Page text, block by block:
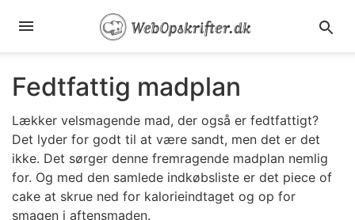
Fedtfattig madplan
Lækker velsmagende mad, der også er fedtfattigt?
Det lyder for godt til at være sandt, men det er det
ikke. Det sørger denne fremragende madplan nemlig
for. Og med den samlede indkøbsliste er det piece of
cake at skrue ned for kalorieindtaget og op for
smagen i aftensmaden.